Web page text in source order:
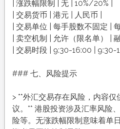
| 涨跌幅限制 | 无 | 10%/20% |
| 交易货币 | 港元 | 人民币 |
| 交易单位 | 每手股数不固定 |
| 卖空机制 | 允许（限名单） |
| 交易时段 | 9:30-16:00 | 9:30-
### 七、风险提示
> **外汇交易存在风险，内容
议。** 港股投资涉及汇率风险
险等。无涨跌幅限制意味着单